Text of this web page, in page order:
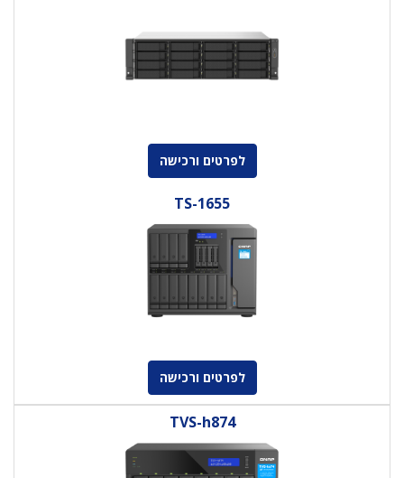
לפרטים ורכישה
TS-1655
לפרטים ורכישה
TVS-h874